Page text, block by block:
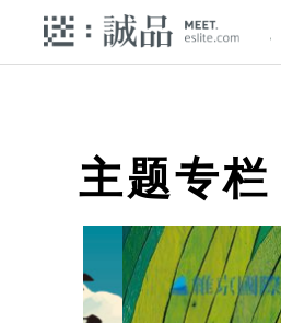
主题专栏